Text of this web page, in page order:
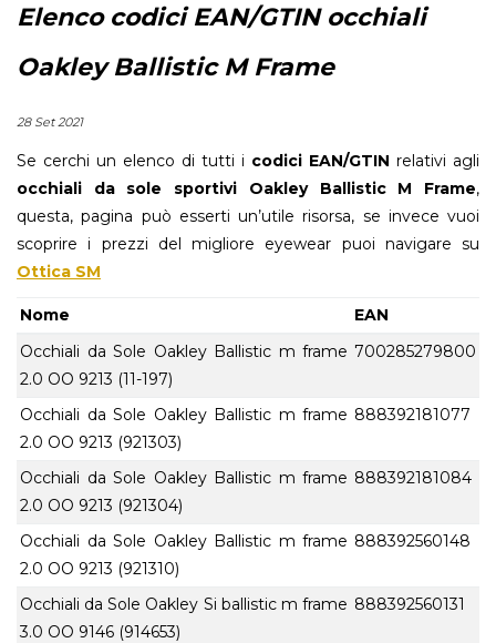
Elenco codici EAN/GTIN occhiali
Oakley Ballistic M Frame
28 Set 2021
Se cerchi un elenco di tutti i codici EAN/GTIN relativi agli
occhiali da sole sportivi Oakley Ballistic M Frame,
questa, pagina può esserti un’utile risorsa, se invece vuoi
scoprire i prezzi del migliore eyewear puoi navigare su
Ottica SM
Nome
EAN
Occhiali da Sole Oakley Ballistic m frame
2.0 OO 9213 (11-197)
700285279800
Occhiali da Sole Oakley Ballistic m frame
2.0 OO 9213 (921303)
888392181077
Occhiali da Sole Oakley Ballistic m frame
2.0 OO 9213 (921304)
888392181084
Occhiali da Sole Oakley Ballistic m frame
2.0 OO 9213 (921310)
888392560148
Occhiali da Sole Oakley Si ballistic m frame
3.0 OO 9146 (914653)
888392560131